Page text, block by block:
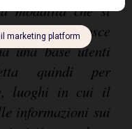
modalità che si
non si conosce
una base utenti
quindi per
luoghi in cui il
informazioni sui